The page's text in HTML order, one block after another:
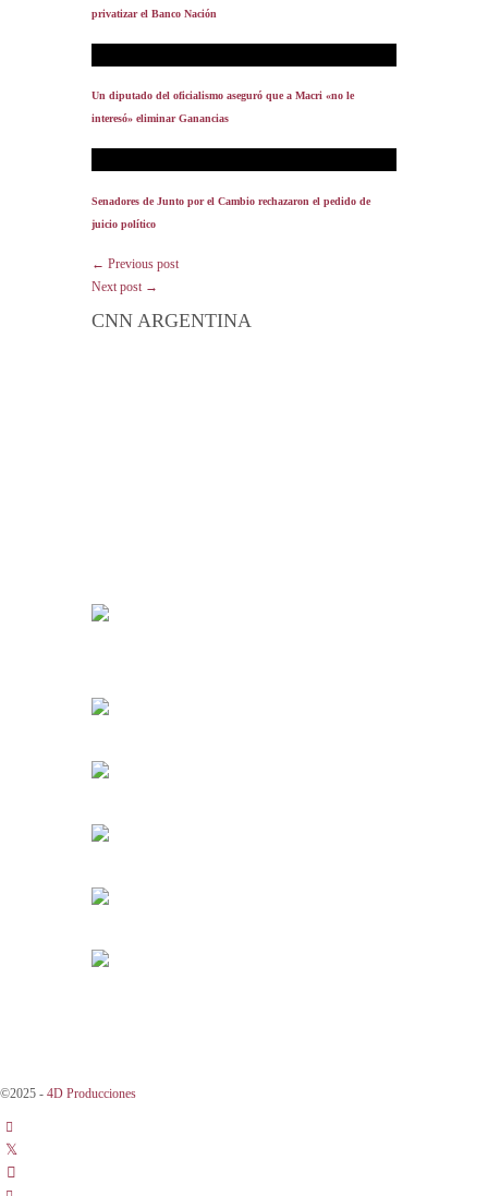
privatizar el Banco Nación
Un diputado del oficialismo aseguró que a Macri «no le
interesó» eliminar Ganancias
Senadores de Junto por el Cambio rechazaron el pedido de
juicio político
← Previous post
Next post →
CNN ARGENTINA
©2025 - 4D Producciones